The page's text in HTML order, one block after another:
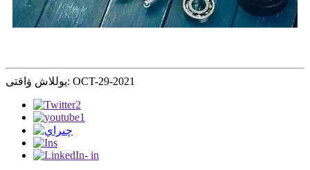
يوللاش ۋاقتى: OCT-29-2021